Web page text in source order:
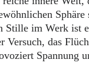
Sphäre
Stille im Werk ist
Versuch, das
Spannung